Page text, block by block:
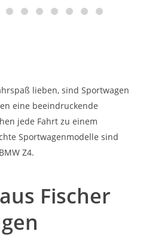
lieben, sind Sportwagen
eine beeindruckende
jede Fahrt zu einem
Sportwagenmodelle sind
Z4.
Fischer